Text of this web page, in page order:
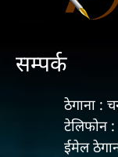
सम्पर्क
ठेगाना :
टेलिफोन
ईमेल